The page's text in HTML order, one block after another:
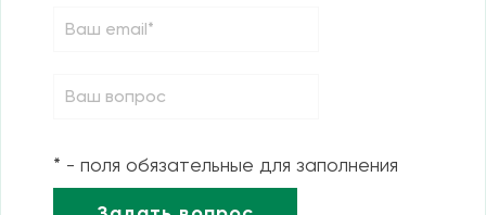
* - поля обязательные для заполнения